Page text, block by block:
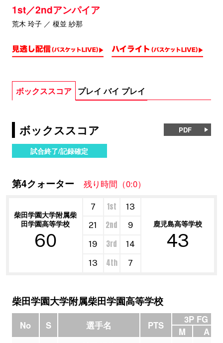
1st／2ndアンパイア
荒木 玲子 ／ 榎並 紗那
ボックススコア プレイ バイ プレイ
ボックススコア PDF
試合終了/記録確定
第4クォーター 残り時間（0:0）
柴田学園大学附属柴
田学園高等学校
60
7 1st
13
鹿児島高等学校
43
21 2nd
9
19
3rd
14
13
4th 7
柴田学園大学附属柴田学園高等学校
No S 選手名 PTS
3P FG
M
A